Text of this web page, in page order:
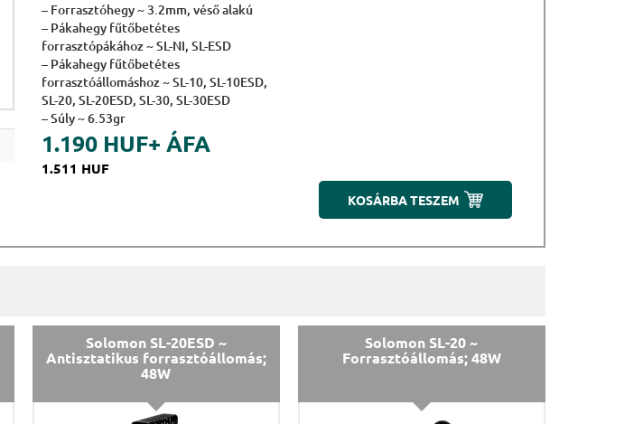
– Forrasztóhegy ~ 3.2mm, véső alakú
– Pákahegy fűtőbetétes
forrasztópákához ~ SL-NI, SL-ESD
– Pákahegy fűtőbetétes
forrasztóállomáshoz ~ SL-10, SL-10ESD,
SL-20, SL-20ESD, SL-30, SL-30ESD
– Súly ~ 6.53gr
1.190 HUF+ ÁFA
1.511 HUF
KOSÁRBA TESZEM
Solomon SL-20ESD ~
Antisztatikus forrasztóállomás;
48W
Solomon SL-20 ~
Forrasztóállomás; 48W